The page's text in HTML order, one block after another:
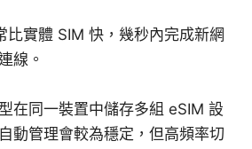
比實體 SIM 快，幾秒內完成新網
線。
在同一裝置中儲存多組 eSIM 設
動管理會較為穩定，但高頻率切